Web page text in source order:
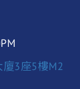
3座5樓M2